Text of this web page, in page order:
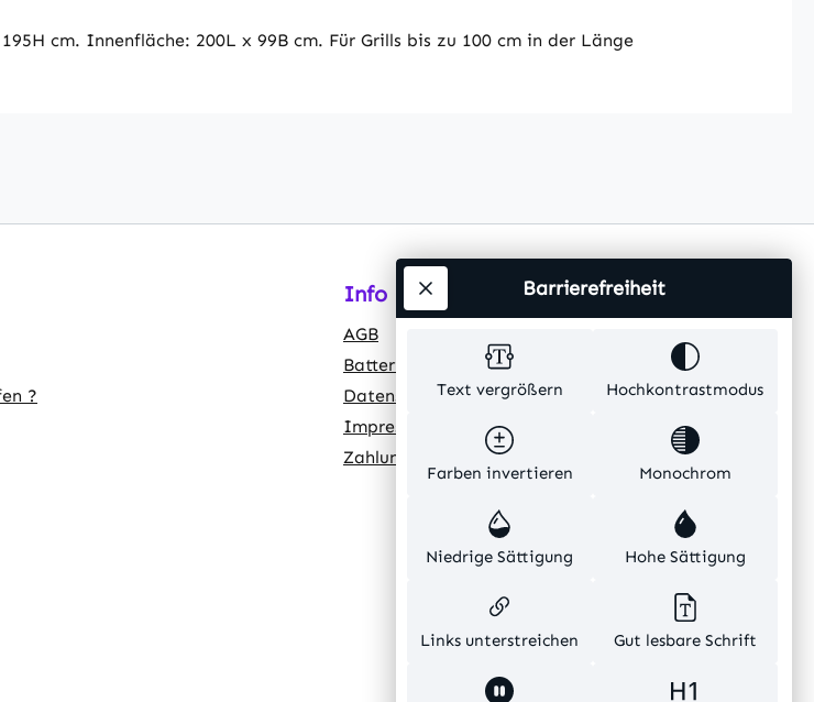
cm. Innenfläche: 200L x 99B cm. Für Grills bis zu 100 cm in der Länge
?
Info
AGB
Batteriehinweis
Datenschutz
Impressum
Zahlungsarten
Text vergrößern Hochkontrastmodus
Farben invertieren Monochrom
Niedrige Sättigung Hohe Sättigung
Links unterstreichen Gut lesbare Schrift
Barrierefreiheit